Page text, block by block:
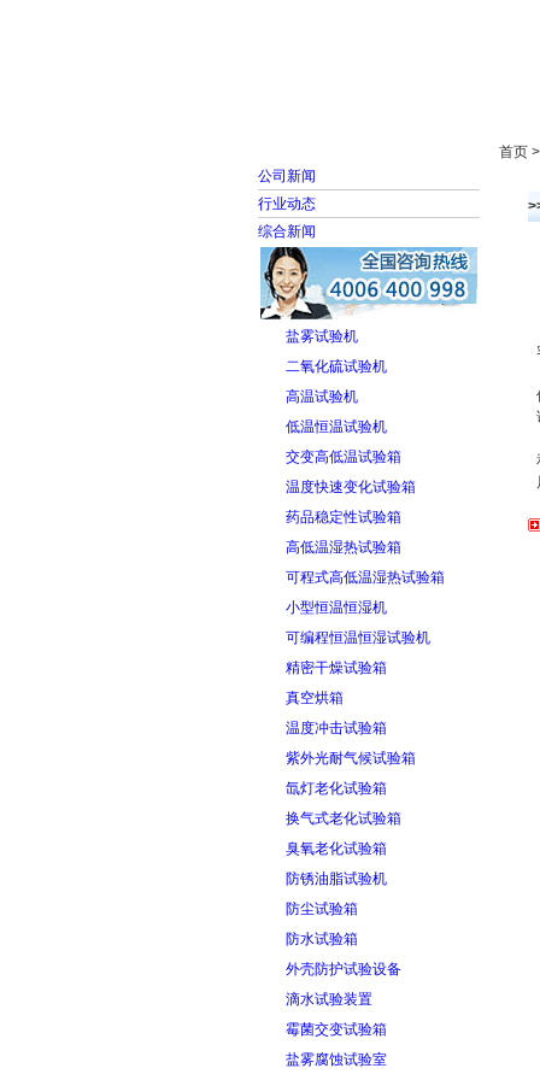
公司新闻
行业动态
综合新闻
盐雾试验机
二氧化硫试验机
高温试验机
低温恒温试验机
交变高低温试验箱
温度快速变化试验箱
药品稳定性试验箱
高低温湿热试验箱
可程式高低温湿热试验箱
小型恒温恒湿机
可编程恒温恒湿试验机
精密干燥试验箱
真空烘箱
温度冲击试验箱
紫外光耐气候试验箱
氙灯老化试验箱
换气式老化试验箱
臭氧老化试验箱
防锈油脂试验机
防尘试验箱
防水试验箱
外壳防护试验设备
滴水试验装置
霉菌交变试验箱
盐雾腐蚀试验室
首页